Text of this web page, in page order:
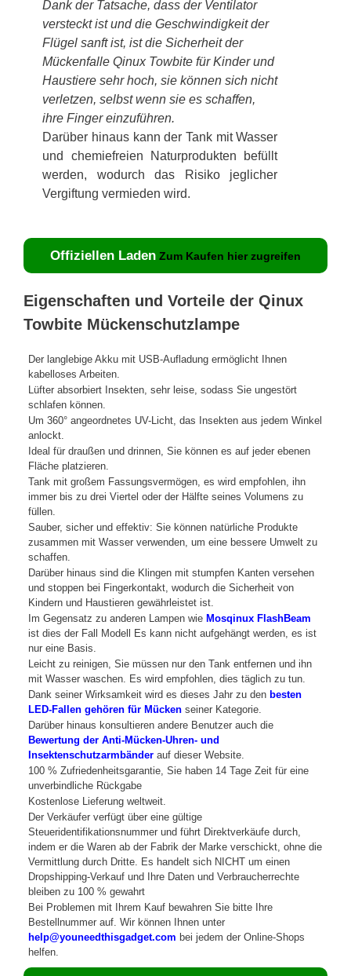
Dank der Tatsache, dass der Ventilator
versteckt ist und die Geschwindigkeit der
Flügel sanft ist, ist die Sicherheit der
Mückenfalle Qinux Towbite für Kinder und
Haustiere sehr hoch, sie können sich nicht
verletzen, selbst wenn sie es schaffen,
ihre Finger einzuführen.
Darüber hinaus kann der Tank mit Wasser
und chemiefreien Naturprodukten befüllt
werden, wodurch das Risiko jeglicher
Vergiftung vermieden wird.
Offiziellen Laden Zum Kaufen hier zugreifen
Eigenschaften und Vorteile der Qinux
Towbite Mückenschutzlampe
Der langlebige Akku mit USB-Aufladung ermöglicht Ihnen
kabelloses Arbeiten.
Lüfter absorbiert Insekten, sehr leise, sodass Sie ungestört
schlafen können.
Um 360° angeordnetes UV-Licht, das Insekten aus jedem Winkel
anlockt.
Ideal für draußen und drinnen, Sie können es auf jeder ebenen
Fläche platzieren.
Tank mit großem Fassungsvermögen, es wird empfohlen, ihn
immer bis zu drei Viertel oder der Hälfte seines Volumens zu
füllen.
Sauber, sicher und effektiv: Sie können natürliche Produkte
zusammen mit Wasser verwenden, um eine bessere Umwelt zu
schaffen.
Darüber hinaus sind die Klingen mit stumpfen Kanten versehen
und stoppen bei Fingerkontakt, wodurch die Sicherheit von
Kindern und Haustieren gewährleistet ist.
Im Gegensatz zu anderen Lampen wie Mosqinux FlashBeam
ist dies der Fall Modell Es kann nicht aufgehängt werden, es ist
nur eine Basis.
Leicht zu reinigen, Sie müssen nur den Tank entfernen und ihn
mit Wasser waschen. Es wird empfohlen, dies täglich zu tun.
Dank seiner Wirksamkeit wird es dieses Jahr zu den besten
LED-Fallen gehören für Mücken seiner Kategorie.
Darüber hinaus konsultieren andere Benutzer auch die
Bewertung der Anti-Mücken-Uhren- und
Insektenschutzarmbänder auf dieser Website.
100 % Zufriedenheitsgarantie, Sie haben 14 Tage Zeit für eine
unverbindliche Rückgabe
Kostenlose Lieferung weltweit.
Der Verkäufer verfügt über eine gültige
Steueridentifikationsnummer und führt Direktverkäufe durch,
indem er die Waren ab der Fabrik der Marke verschickt, ohne die
Vermittlung durch Dritte. Es handelt sich NICHT um einen
Dropshipping-Verkauf und Ihre Daten und Verbraucherrechte
bleiben zu 100 % gewahrt
Bei Problemen mit Ihrem Kauf bewahren Sie bitte Ihre
Bestellnummer auf. Wir können Ihnen unter
help@youneedthisgadget.com bei jedem der Online-Shops
helfen.